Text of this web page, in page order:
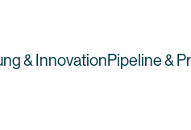
& InnovationPipeline &